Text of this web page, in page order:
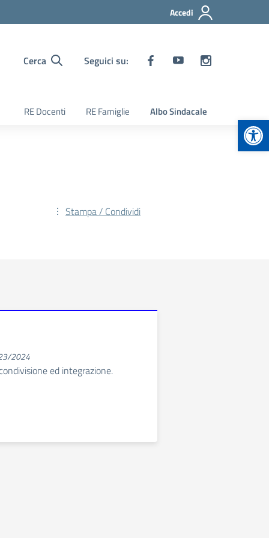
Accedi
Cerca Seguici su:
RE Docenti RE Famiglie Albo Sindacale
Stampa / Condividi
2024
ed integrazione.